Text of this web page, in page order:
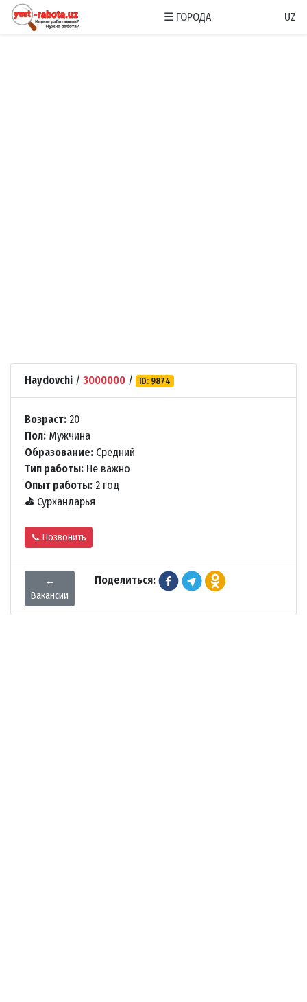
☰ ГОРОДА UZ
Haydovchi / 3000000 / ID: 9874
Возраст: 20
Пол: Мужчина
Образование: Средний
Тип работы: Не важно
Опыт работы: 2 год
⛳ Сурхандарья
📞 Позвонить
←
Вакансии
Поделиться: